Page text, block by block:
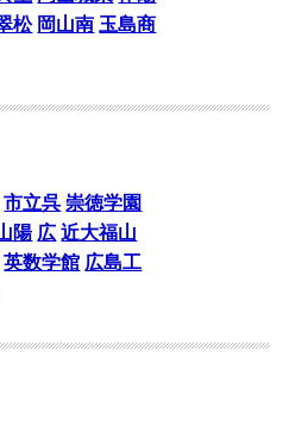
松 岡山南 玉島商
市立呉 崇徳学園
陽 広 近大福山
英数学館 広島工